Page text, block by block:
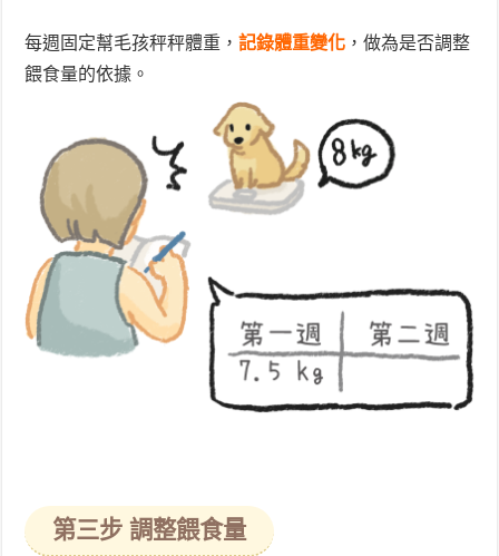
每週固定幫毛孩秤秤體重，記錄體重變化 ，做為是否調整
餵食量的依據。
第三步 調整餵食量